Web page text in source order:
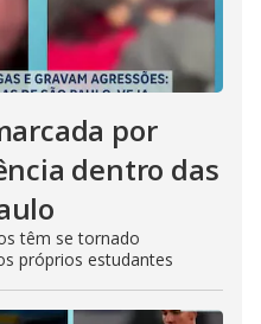
por
dentro das
têm se tornado
próprios estudantes